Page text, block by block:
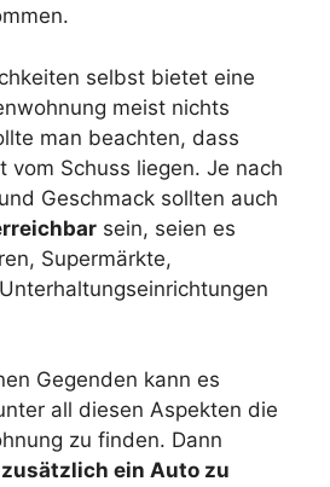
selbst bietet eine
meist nichts
man beachten, dass
vom Schuss liegen. Je nach
Geschmack sollten auch
sein, seien es
Supermärkte,
Gegenden kann es
all diesen Aspekten die
zu finden. Dann
zusätzlich ein Auto zu